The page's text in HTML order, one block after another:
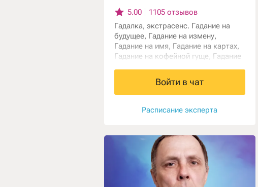
5.00
1105 отзывов
Гадалка, экстрасенс. Гадание на
будущее, Гадание на измену,
Гадание на имя, Гадание на картах,
Гадание на кофейной гуще, Гадание
Гадание на отношения онлайн,
Гадание на парня, Гадание на работу
онлайн, Гадание на рунах, Гадание
на семью онлайн, Карта рождения,
Войти в чат
Расписание эксперта